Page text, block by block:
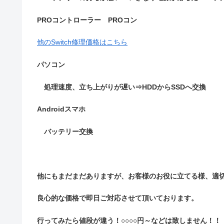
PROコントローラー PROコン
他のSwitch修理価格はこちら
パソコン
処理速度、立ち上がりが遅い⇒HDDからSSDへ交換
Androidスマホ
バッテリー交換
他にもまだまだありますが、お客様のお役に立てる様、適
良心的な価格で即日ご対応させて頂いております。
行ってみたら値段が違う！○○○○円～などは致しません！！